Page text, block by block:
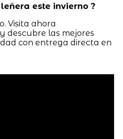
este invierno ?
Visita ahora
descubre las mejores
con entrega directa en